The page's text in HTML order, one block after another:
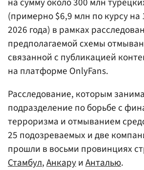
(примерно $6,9 млн по курсу на
2026 года) в рамках
предполагаемой схемы
связанной с публикацией
на платформе OnlyFans.
Расследование, которым
подразделение по борьбе с
терроризма и отмыванием
25 подозреваемых и две
прошли в восьми провинциях
Стамбул,АнкаруиАнталью.